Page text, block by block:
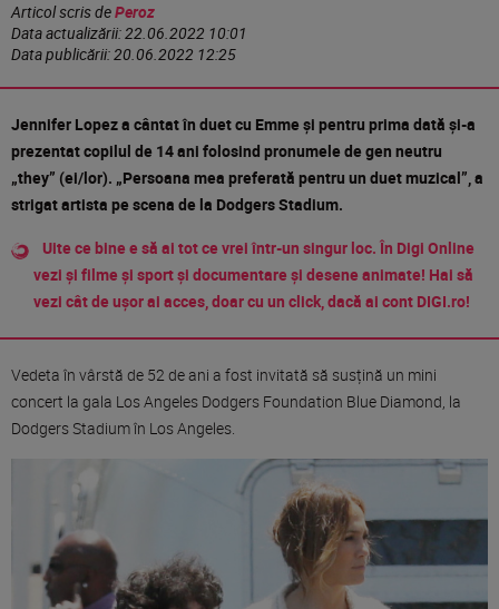
Articol scris dePeroz
Data actualizării:22.06.2022 10:01
Data publicării:20.06.2022 12:25
Jennifer Lopez a cântat în duet cu Emme și pentru prima dată și-a
prezentat copilul de 14 ani folosind pronumele de gen neutru
„they” (ei/lor). „Persoana mea preferată pentru un duet muzical”, a
strigat artista pe scena de la Dodgers Stadium.
Uite ce bine e să ai tot ce vrei într-un singur loc. În Digi Online
vezi și filme și sport și documentare și desene animate! Hai să
vezi cât de ușor ai acces, doar cu un click, dacă ai cont DIGI.ro!
Vedeta în vârstă de 52 de ani a fost invitată să susțină un mini
concert la gala Los Angeles Dodgers Foundation Blue Diamond, la
Dodgers Stadium în Los Angeles.